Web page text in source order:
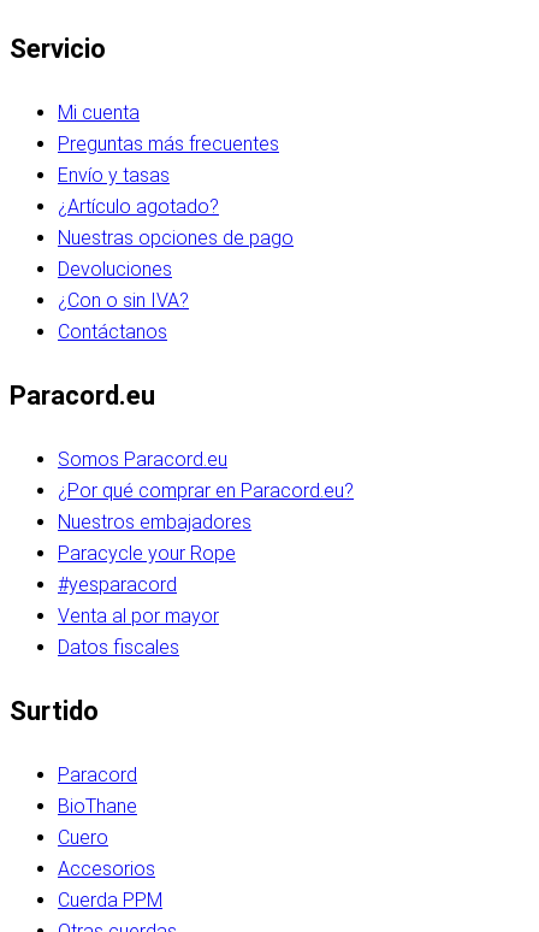
Servicio
Mi cuenta
Preguntas más frecuentes
Envío y tasas
¿Artículo agotado?
Nuestras opciones de pago
Devoluciones
¿Con o sin IVA?
Contáctanos
Paracord.eu
Somos Paracord.eu
¿Por qué comprar en Paracord.eu?
Nuestros embajadores
Paracycle your Rope
#yesparacord
Venta al por mayor
Datos fiscales
Surtido
Paracord
BioThane
Cuero
Accesorios
Cuerda PPM